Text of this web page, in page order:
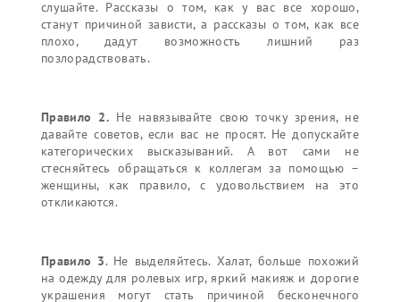
слушайте. Рассказы о том, как у вас все хорошо,
станут причиной зависти, а рассказы о том, как все
плохо, дадут возможность лишний раз
позлорадствовать.
Правило 2. Не навязывайте свою точку зрения, не
давайте советов, если вас не просят. Не допускайте
категорических высказываний. А вот сами не
стесняйтесь обращаться к коллегам за помощью –
женщины, как правило, с удовольствием на это
откликаются.
Правило 3. Не выделяйтесь. Халат, больше похожий
на одежду для ролевых игр, яркий макияж и дорогие
украшения могут стать причиной бесконечного